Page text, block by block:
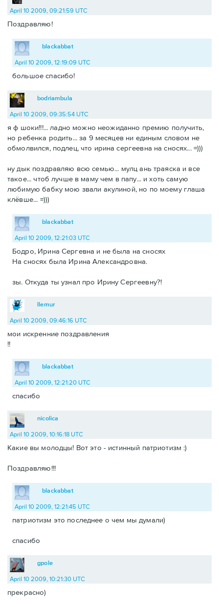
April 10 2009, 09:21:59 UTC
Поздравляю!
blackabbat
April 10 2009, 12:19:09 UTC
большое спасибо!
bodriambula
April 10 2009, 09:35:54 UTC
я ф шоки!!!... ладно можно неожиданно премию получить,
но ребенка родить... за 9 месяцев ни единым словом не
обмолвился, подлец, что ирина сергеевна на сносях... =)))
ну дык поздравляю всю семью... мулц ань траяска и все
такое... чтоб лучше в маму чем в папу... и хоть самую
любимую бабку мою звали акулиной, но по моему глаша
клёвше... =)))
blackabbat
April 10 2009, 12:21:03 UTC
Бодро, Ирина Сергевна и не была на сносях
На сносях была Ирина Александровна.
зы. Откуда ты узнал про Ирину Сергеевну?!
llemur
April 10 2009, 09:46:16 UTC
мои искренние поздравления
!!
blackabbat
April 10 2009, 12:21:20 UTC
спасибо
nicolica
April 10 2009, 10:16:18 UTC
Какие вы молодцы! Вот это - истинный патриотизм :)
Поздравляю!!!
blackabbat
April 10 2009, 12:21:45 UTC
патриотизм это последнее о чем мы думали)
спасибо
gpole
April 10 2009, 10:21:30 UTC
прекрасно)